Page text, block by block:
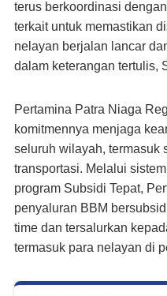
terus berkoordinasi
terkait untuk memastikan
nelayan berjalan lancar
dalam keterangan tertulis,
Pertamina Patra Niaga
komitmennya menjaga
seluruh wilayah, termasuk
transportasi. Melalui
program Subsidi Tepat,
penyaluran BBM
time dan tersalurkan
termasuk para nelayan di